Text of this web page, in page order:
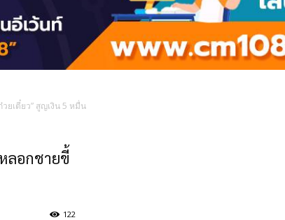
ยเตี๋ยว” สูญเงิน 5 หมื่น
ลอกชายขี้
122